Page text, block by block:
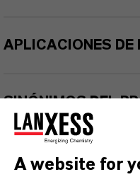
APLICACIONES DE
SINÓNIMOS DEL
A website for